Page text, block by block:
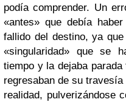
podía comprender. Un
«antes» que debía
fallido del destino, ya
«singularidad» que se
tiempo y la dejaba
regresaban de su
realidad, pulverizándose